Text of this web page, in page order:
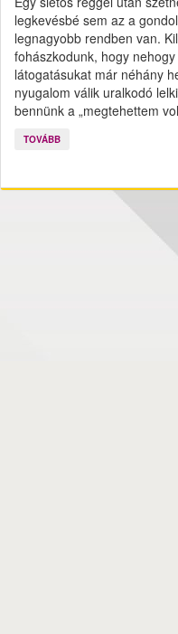
legkevésbé sem az a
legnagyobb rendben van.
fohászkodunk, hogy
látogatásukat már néhány
nyugalom válik uralkodó
bennünk a „megtehettem
TOVÁBB